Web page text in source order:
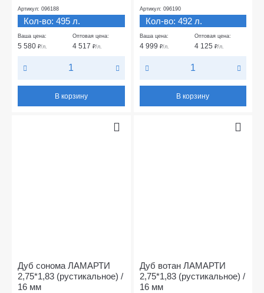
Артикул: 096188
Кол-во: 495 л.
Ваша цена:
5 580 ₽/л.
Оптовая цена:
4 517₽/л.
В корзину
Артикул: 096190
Кол-во: 492 л.
Ваша цена:
4 999 ₽/л.
Оптовая цена:
4 125 ₽/л.
В корзину
Дуб сонома ЛАМАРТИ
2,75*1,83 (рустикальное) /
16 мм
Дуб вотан ЛАМАРТИ
2,75*1,83 (рустикальное) /
16 мм